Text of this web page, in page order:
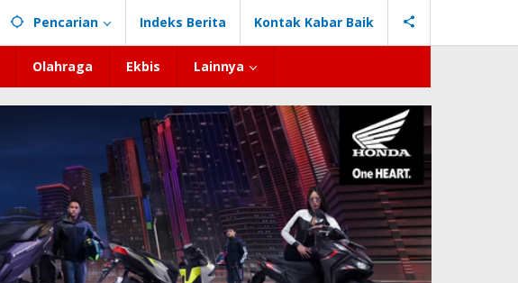
Pencarian Indeks Berita Kontak Kabar Baik
Olahraga Ekbis Lainnya